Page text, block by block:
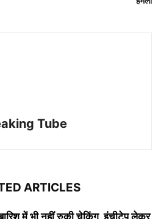
Tube
ARTICLES
में भी नहीं रुकी चेकिंग, इंचीटेप लेकर